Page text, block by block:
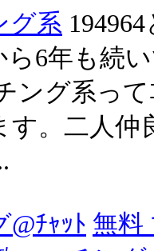
グ系
ら6年も続
ング系っ
す。二人
ﾁｬｯﾄ 無料